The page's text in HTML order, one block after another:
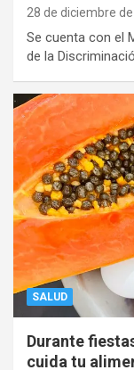
28 de diciembre de
Se cuenta con el
de la
SALUD
Durante
cuida tu